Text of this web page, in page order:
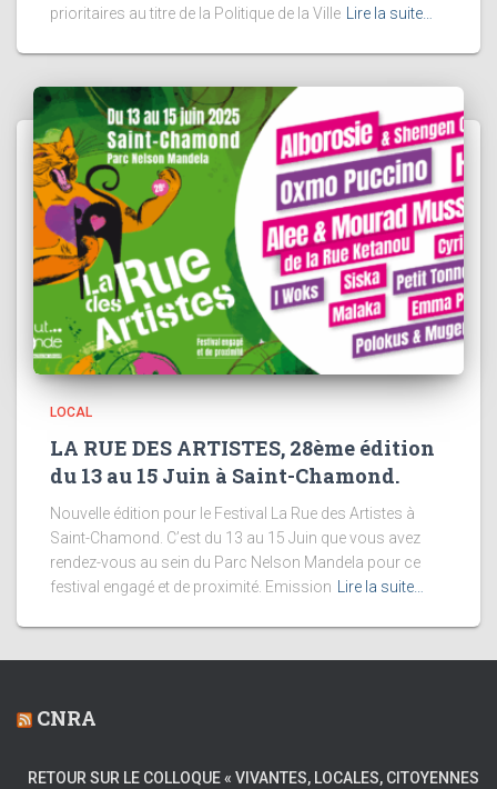
prioritaires au titre de la Politique de la Ville Lire la suite…
LOCAL
LA RUE DES ARTISTES, 28ème édition
du 13 au 15 Juin à Saint-Chamond.
Nouvelle édition pour le Festival La Rue des Artistes à
Saint-Chamond. C’est du 13 au 15 Juin que vous avez
rendez-vous au sein du Parc Nelson Mandela pour ce
festival engagé et de proximité. Emission
Lire la suite…
CNRA
RETOUR SUR LE COLLOQUE « VIVANTES, LOCALES, CITOYENNES